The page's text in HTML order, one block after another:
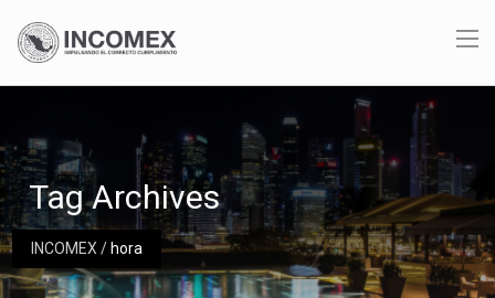
INCOMEX/ hora
Tag Archives